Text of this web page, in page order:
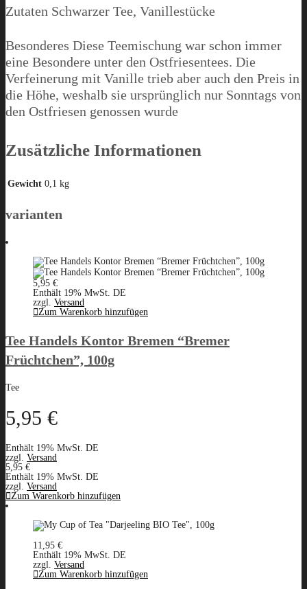
Zutaten Schwarzer Tee, Vanillestücke
Besonderes Diese Teemischung war schon immer
eine Besondere unter den Ostfriesentees. Die
Verfeinerung mit Vanille trieb aber auch den Preis in
die Höhe, weshalb sie ursprünglich nur Sonntags von
den Ostfriesen genossen wurde
Zusätzliche Informationen
Gewicht 0,1 kg
varianten
5,95 €
Enthält 19% MwSt. DE
zzgl. Versand
Zum Warenkorb hinzufügen
Tee Handels Kontor Bremen “Bremer
Früchtchen”, 100g
Tee
5,95 €
Enthält 19% MwSt. DE
zzgl. Versand
5,95 €
Enthält 19% MwSt. DE
zzgl. Versand
Zum Warenkorb hinzufügen
11,95 €
Enthält 19% MwSt. DE
zzgl. Versand
Zum Warenkorb hinzufügen